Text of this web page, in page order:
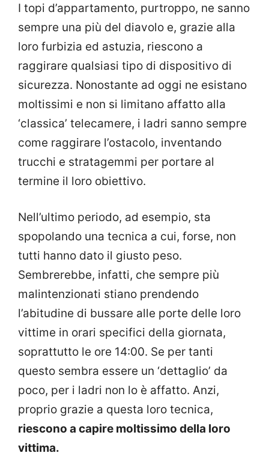
I topi d’appartamento, purtroppo, ne sanno
sempre una più del diavolo e, grazie alla
loro furbizia ed astuzia, riescono a
raggirare qualsiasi tipo di dispositivo di
sicurezza. Nonostante ad oggi ne esistano
moltissimi e non si limitano affatto alla
‘classica’ telecamere, i ladri sanno sempre
come raggirare l’ostacolo, inventando
trucchi e stratagemmi per portare al
termine il loro obiettivo.
Nell’ultimo periodo, ad esempio, sta
spopolando una tecnica a cui, forse, non
tutti hanno dato il giusto peso.
Sembrerebbe, infatti, che sempre più
malintenzionati stiano prendendo
l’abitudine di bussare alle porte delle loro
vittime in orari specifici della giornata,
soprattutto le ore 14:00. Se per tanti
questo sembra essere un ‘dettaglio’ da
poco, per i ladri non lo è affatto. Anzi,
proprio grazie a questa loro tecnica,
riescono a capire moltissimo della loro
vittima.